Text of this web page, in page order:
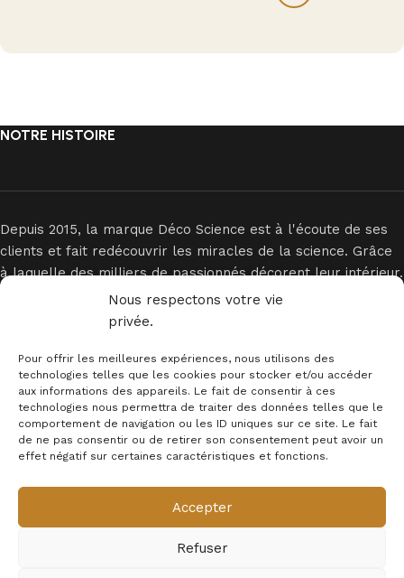
Nous respectons votre vie
privée.
Pour offrir les meilleures expériences, nous utilisons des
technologies telles que les cookies pour stocker et/ou accéder
aux informations des appareils. Le fait de consentir à ces
technologies nous permettra de traiter des données telles que le
comportement de navigation ou les ID uniques sur ce site. Le fait
de ne pas consentir ou de retirer son consentement peut avoir un
effet négatif sur certaines caractéristiques et fonctions.
Accepter
Refuser
NOTRE HISTOIRE
Depuis 2015, la marque Déco Science est à l'écoute de ses
clients et fait redécouvrir les miracles de la science. Grâce
à laquelle des milliers de passionnés décorent leur intérieur.
INFORMATIONS
MENTION LEGALES
Newsletter
© 2025 - Déco Science